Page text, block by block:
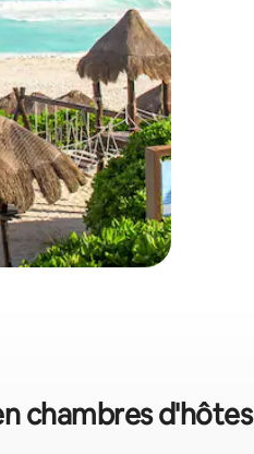
chambres d'hôtes